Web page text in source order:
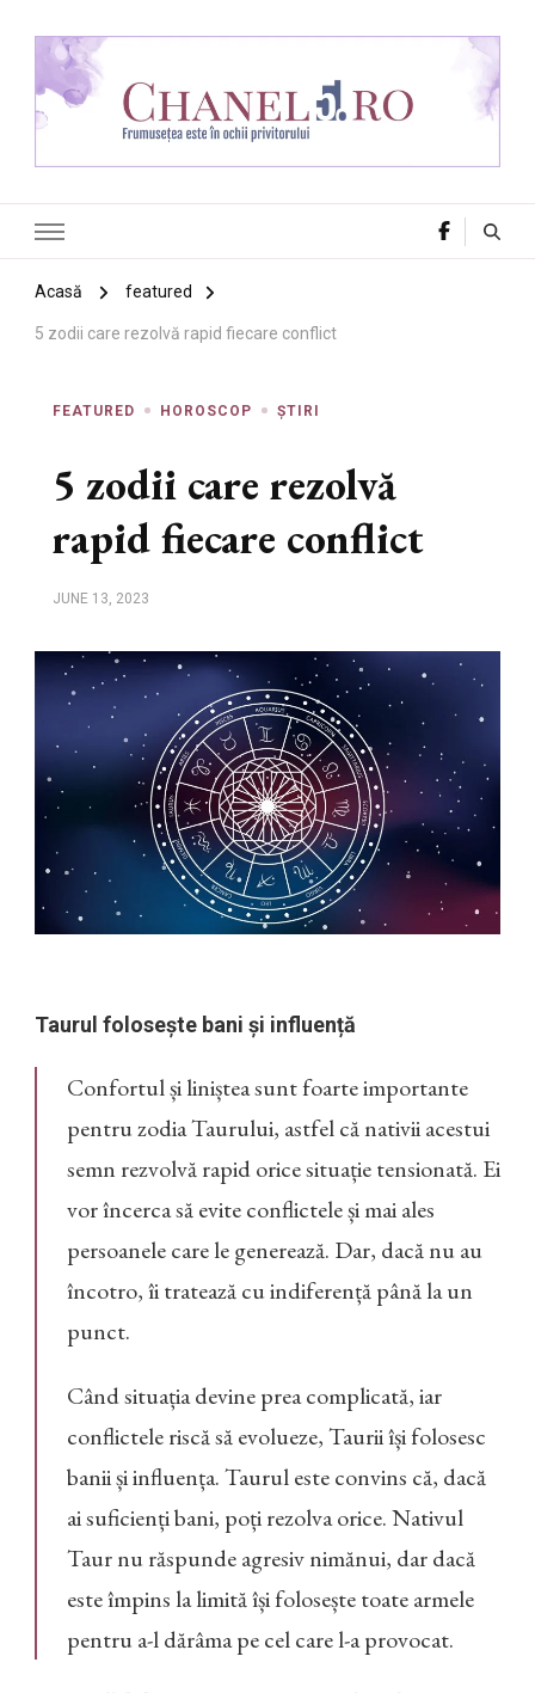
Acasă featured
5 zodii care rezolvă rapid fiecare conflict
FEATURED HOROSCOP ȘTIRI
5 zodii care rezolvă
rapid fiecare conflict
JUNE 13, 2023
Taurul folosește bani și influență
Confortul și liniștea sunt foarte importante
pentru zodia Taurului, astfel că nativii acestui
semn rezvolvă rapid orice situație tensionată. Ei
vor încerca să evite conflictele și mai ales
persoanele care le generează. Dar, dacă nu au
încotro, îi tratează cu indiferență până la un
punct.
Când situația devine prea complicată, iar
conflictele riscă să evolueze, Taurii își folosesc
banii și influența. Taurul este convins că, dacă
ai suficienți bani, poți rezolva orice. Nativul
Taur nu răspunde agresiv nimănui, dar dacă
este împins la limită își folosește toate armele
pentru a-l dărâma pe cel care l-a provocat.